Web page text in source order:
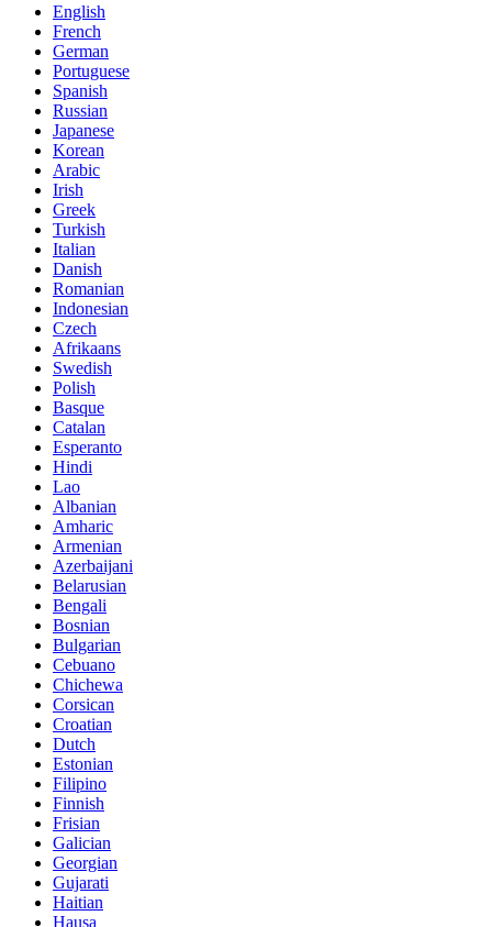
English
French
German
Portuguese
Spanish
Russian
Japanese
Korean
Arabic
Irish
Greek
Turkish
Italian
Danish
Romanian
Indonesian
Czech
Afrikaans
Swedish
Polish
Basque
Catalan
Esperanto
Hindi
Lao
Albanian
Amharic
Armenian
Azerbaijani
Belarusian
Bengali
Bosnian
Bulgarian
Cebuano
Chichewa
Corsican
Croatian
Dutch
Estonian
Filipino
Finnish
Frisian
Galician
Georgian
Gujarati
Haitian
Hausa